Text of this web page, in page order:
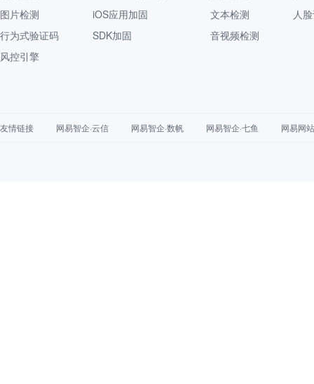
图片检测
行为式验证码
风控引擎
iOS应用加固
SDK加固
文本检测
音视频检测
人
友情链接 网易智企·云信 网易智企·数帆 网易智企·七鱼 网易网